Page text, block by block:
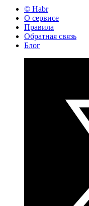
© Habr
О сервисе
Правила
Обратная связь
Блог